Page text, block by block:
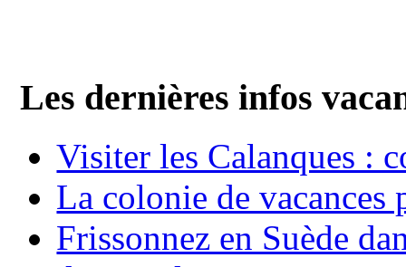
Les dernières infos
Visiter les Calanques :
La colonie de vacances
Frissonnez en Suède